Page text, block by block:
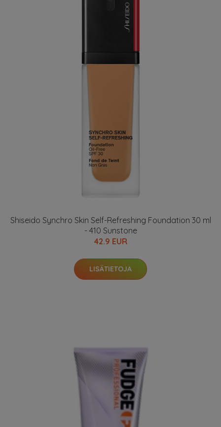
Shiseido Synchro Skin Self-Refreshing Foundation 30 ml
- 410 Sunstone
42.9 EUR
LISÄTIETOJA